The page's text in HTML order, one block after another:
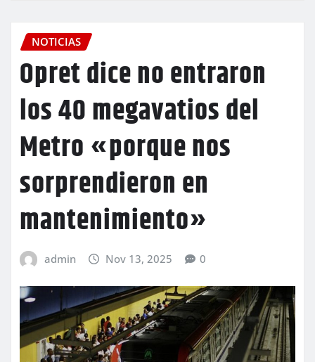
NOTICIAS
Opret dice no entraron
los 40 megavatios del
Metro «porque nos
sorprendieron en
mantenimiento»
admin Nov 13, 2025 0